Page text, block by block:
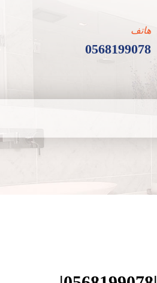
هاتف
0568199078